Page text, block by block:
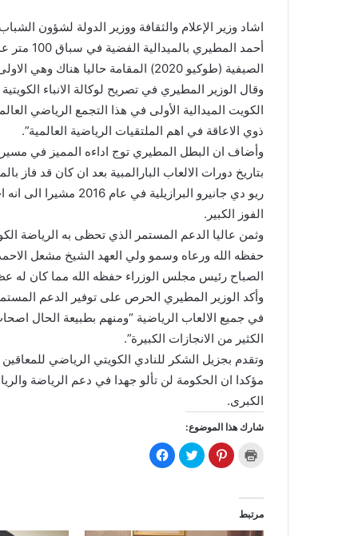
اشاد وزير الإعلام والثقافة ووزير الدولة لشؤون
أحمد
الصيفية (طوكيو 2020) المقامة حاليا هناك وهي الاولى للكويت.
وقال الوزير المطيري في تصريح لوكالة الانباء
الكويت الميدالية الأولى في هذا التجمع الرياضي
ذوي الاعاقة في اهم الملتقيات الرياضية العالمية”.
وأضاف ان البطل المطيري توج اداءه المميز في مسيرته
بتاريخ دورات الالعاب البارالمبية بعد ان كان قد فاز
ريو دي جانيرو
الفوز الكبير.
وثمن عاليا الدعم المستمر الذي تحظى به الرياضة
حفظه الله ورعاه وسمو ولي العهد الشيخ مشعل
الصباح رئيس مجلس الوزراء حفظه الله مما كان له
وأكد الوزير المطيري الحرص على توفير الدعم
في جميع الالعاب الرياضية “ومنهم بطبيعة الحال
الكثير من الانجازات الكبيرة”.
وتقدم بجزيل الشكر للنادي الكويتي الرياضي
مؤكدا ان الحكومة لن تألو جهدا في دعم الرياضة
الكبرى.
شارك هذا الموضوع:
ل
ط
ب
ا
ض
ا
ض
ا
ن
ا
مرتبط